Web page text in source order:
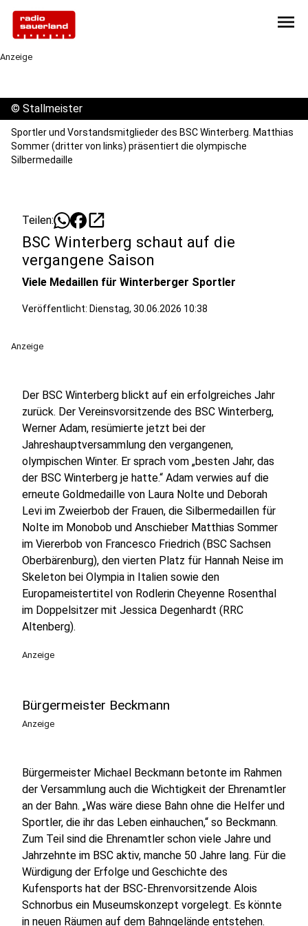
menu
Anzeige
© Stallmeister
Sportler und Vorstandsmitglieder des BSC Winterberg. Matthias
Sommer (dritter von links) präsentiert die olympische
Silbermedaille
Teilen: open_in_new
BSC Winterberg schaut auf die
vergangene Saison
Viele Medaillen für Winterberger Sportler
Veröffentlicht: Dienstag, 30.06.2026 10:38
Anzeige
Der BSC Winterberg blickt auf ein erfolgreiches Jahr
zurück. Der Vereinsvorsitzende des BSC Winterberg,
Werner Adam, resümierte jetzt bei der
Jahreshauptversammlung den vergangenen,
olympischen Winter. Er sprach vom „besten Jahr, das
der BSC Winterberg je hatte.“ Adam verwies auf die
erneute Goldmedaille von Laura Nolte und Deborah
Levi im Zweierbob der Frauen, die Silbermedaillen für
Nolte im Monobob und Anschieber Matthias Sommer
im Viererbob von Francesco Friedrich (BSC Sachsen
Oberbärenburg), den vierten Platz für Hannah Neise im
Skeleton bei Olympia in Italien sowie den
Europameistertitel von Rodlerin Cheyenne Rosenthal
im Doppelsitzer mit Jessica Degenhardt (RRC
Altenberg).
Anzeige
Bürgermeister Beckmann
Anzeige
Bürgermeister Michael Beckmann betonte im Rahmen
der Versammlung auch die Wichtigkeit der Ehrenamtler
an der Bahn. „Was wäre diese Bahn ohne die Helfer und
Sportler, die ihr das Leben einhauchen,“ so Beckmann.
Zum Teil sind die Ehrenamtler schon viele Jahre und
Jahrzehnte im BSC aktiv, manche 50 Jahre lang. Für die
Würdigung der Erfolge und Geschichte des
Kufensports hat der BSC-Ehrenvorsitzende Alois
Schnorbus ein Museumskonzept vorgelegt. Es könnte
in neuen Räumen auf dem Bahngelände entstehen.